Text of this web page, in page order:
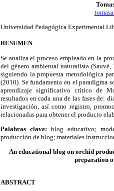
Universidad Pedagógica Experimental
RESUMEN
Se analiza el proceso empleado en la
del género ambiental naturalista
siguiendo la propuesta metodológica
(2010). Se fundamenta en el
aprendizaje significativo crítico de
resultados en cada una de las fases de:
investigación, así como registro,
relacionadas para obtener el producto
Palabras clave: blog educativo;
producción de blog; materiales
An educational blog on orchid
preparation
ABSTRACT